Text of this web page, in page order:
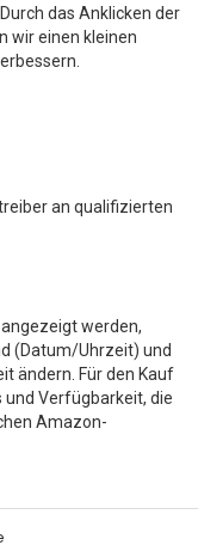
das Anklicken der
wir einen kleinen
an qualifizierten
werden,
(Datum/Uhrzeit) und
ändern. Für den Kauf
und Verfügbarkeit, die
Amazon-